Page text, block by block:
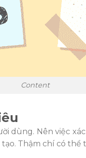
Content
dùng. Nên việc
Thậm chí có thể